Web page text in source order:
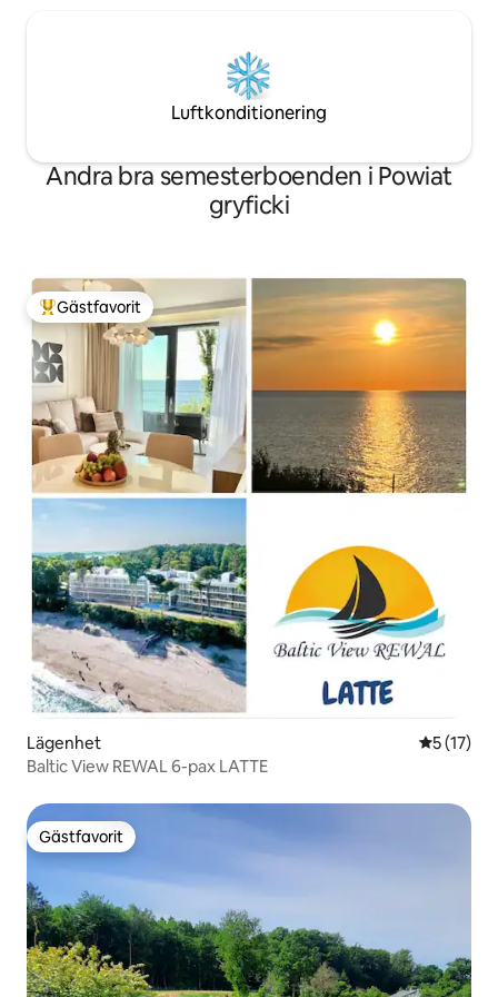
Luftkonditionering
Andra bra semesterboenden i Powiat
gryficki
Populär gästfavorit
Gästfavorit
Lägenhet 5 av 5 i
5 (17)
Baltic View REWAL 6-pax LATTE
Gästfavorit
Gästfavorit